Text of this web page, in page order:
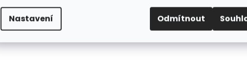
Nastavení Odmítnout